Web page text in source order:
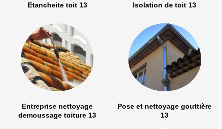
Etancheite toit 13 Isolation de toit 13
Entreprise nettoyage
demoussage toiture 13
Pose et nettoyage gouttière
13